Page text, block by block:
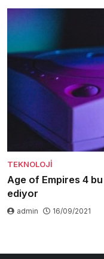
TEKNOLOJI
Age of Empires 4
ediyor
admin 16/09/2021